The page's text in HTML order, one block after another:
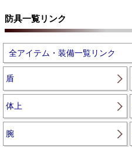
防具一覧リンク
全アイテム・装備一覧リンク
盾
体上
腕